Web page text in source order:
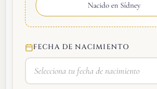
Nacido en Sídney
FECHA DE NACIMIENTO